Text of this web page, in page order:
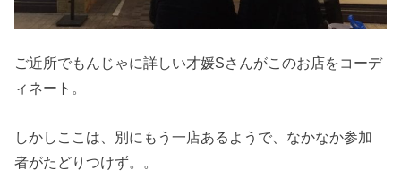
ご近所でもんじゃに詳しい才媛Sさんがこのお店をコーデ
ィネート。
しかしここは、別にもう一店あるようで、なかなか参加
者がたどりつけず。。